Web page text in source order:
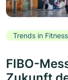
Trends in
FIBO-